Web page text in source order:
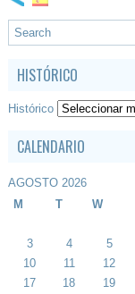
HISTÓRICO
Histórico
CALENDARIO
AGOSTO 2026
M
T W
3
4 5
10
11 12
17
18 19